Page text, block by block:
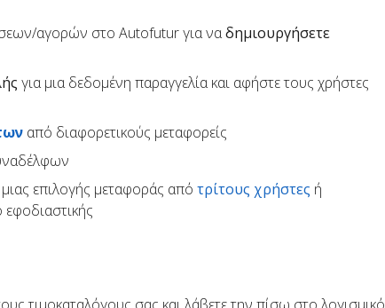
αγορών στο Autofutur για ναδημιουργήσετε
για μια δεδομένη παραγγελία και αφήστε τους χρήστες
από διαφορετικούς μεταφορείς
επιλογής μεταφοράς από τρίτους χρήστες ή